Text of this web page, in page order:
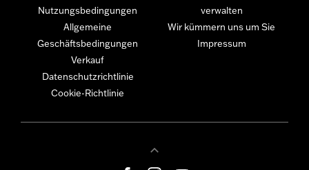
Nutzungsbedingungen
Allgemeine
Geschäftsbedingungen
Verkauf
Datenschutzrichtlinie
Cookie-Richtlinie
verwalten
Wir kümmern uns um Sie
Impressum